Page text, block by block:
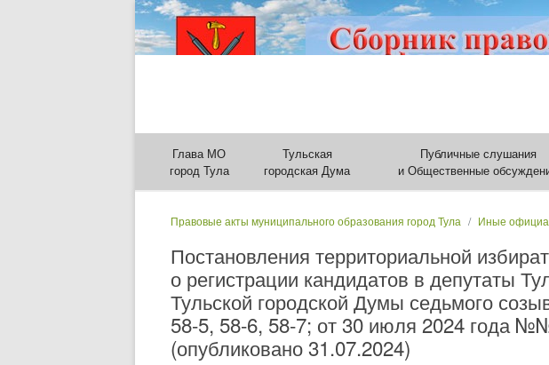
Глава МО
город Тула
Тульская
городская Дума
Публичные слушания
и Общественные
Правовые акты муниципального образования город Тула Иные
Постановления территориальной
о регистрации кандидатов в депутаты
Тульской городской Думы седьмого
58-5, 58-6, 58-7; от 30 июля 2024 года
(опубликовано 31.07.2024)